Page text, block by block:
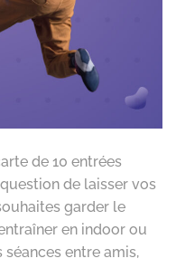
de 10 entrées
de laisser vos
garder le
en indoor ou
entre amis,